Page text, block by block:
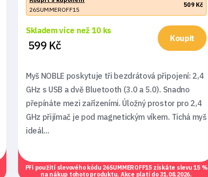
26SUMMEROFF15
509 Kč
Skladem více než 10 ks
599 Kč Koupit
Myš NOBLE poskytuje tři bezdrátová připojení: 2,4
GHz s USB a dvě Bluetooth (3.0 a 5.0). Snadno
přepínáte mezi zařízeními. Úložný prostor pro 2,4
GHz přijímač je pod magnetickým víkem. Tichá myš
ideál...
Při použití slevového kódu 26SUMMEROFF15 získáte slevu 15 %
na nákup tohoto produktu. Akce platí do 31.08.2026.